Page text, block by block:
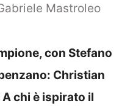
Mastroleo
con Stefano
Christian
chi è ispirato il